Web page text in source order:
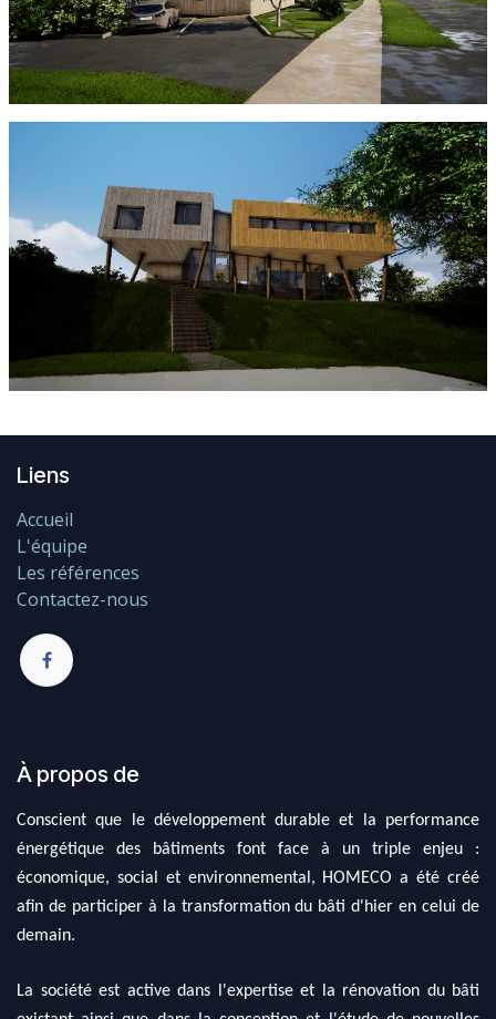
Liens
Accueil
L'équipe
Les références
Contactez-nous
À propos de
Conscient que le développement durable et la performance
énergétique des bâtiments font face à un triple enjeu :
économique, social et environnemental, HOMECO a été créé
afin de participer à la transformation du bâti d'hier en celui de
demain.
La société est active dans l'expertise et la rénovation du bâti